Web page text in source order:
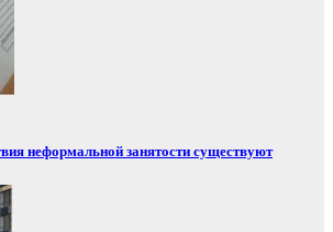
неформальной занятости существуют